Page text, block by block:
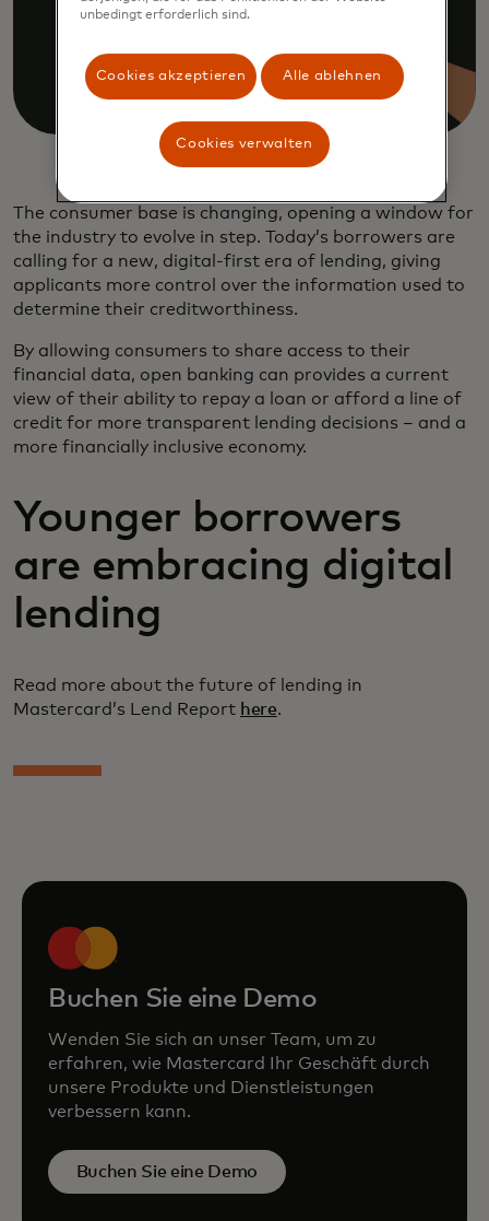
The consumer base is changing, opening a window for
the industry to evolve in step. Today’s borrowers are
calling for a new, digital-first era of lending, giving
applicants more control over the information used to
determine their creditworthiness.
By allowing consumers to share access to their
financial data, open banking can provides a current
view of their ability to repay a loan or afford a line of
credit for more transparent lending decisions – and a
more financially inclusive economy.
Younger borrowers
are embracing digital
lending
Read more about the future of lending in
Mastercard’s Lend Report here.
Buchen Sie eine Demo
Wenden Sie sich an unser Team, um zu
erfahren, wie Mastercard Ihr Geschäft durch
unsere Produkte und Dienstleistungen
verbessern kann.
Buchen Sie eine Demo
unbedingt erforderlich sind.
Cookies akzeptieren Alle ablehnen
Cookies verwalten